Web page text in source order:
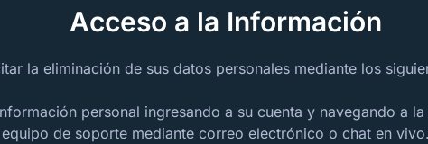
Acceso a la Información
la eliminación de sus datos personales mediante los
personal ingresando a su cuenta y navegando a
de soporte mediante correo electrónico o chat en